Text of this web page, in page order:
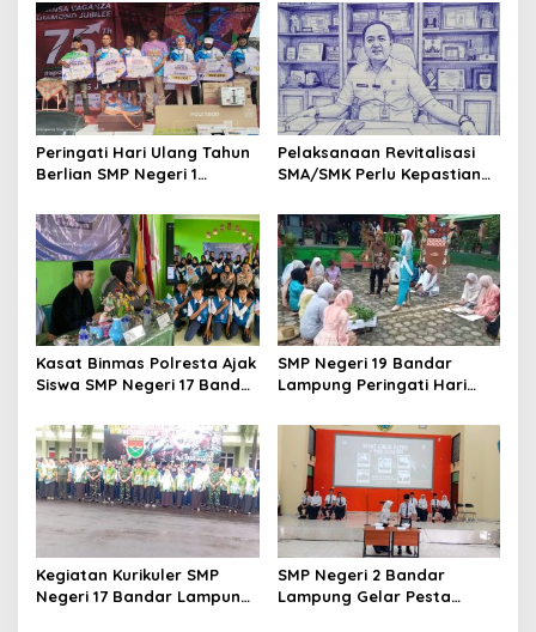
i
g
a
t
i
n
Peringati Hari Ulang Tahun
Berlian SMP Negeri 1
Gelar Fun Run Gandeng
Tujuh Alumni
Pelaksanaan Revitalisasi
SMA/SMK Perlu Kepastian
Bangunan
Kasat Binmas Polresta Ajak
Siswa SMP Negeri 17 Bandar
Pergaulan Bebas dan
Gunakan Medsos dengan
Bijak
SMP Negeri 19 Bandar
Lampung Peringati Hari
Perempuan Berdaya
Generasi Berkarya
Kegiatan Kurikuler SMP
Negeri 17 Bandar Lampung
SMP Negeri 2 Bandar
Lampung Gelar Pesta